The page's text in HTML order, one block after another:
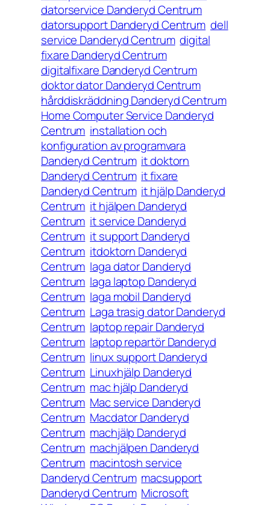
datorservice Danderyd Centrum
datorsupport Danderyd Centrum dell
service Danderyd Centrum digital
fixare Danderyd Centrum
digitalfixare Danderyd Centrum
doktor dator Danderyd Centrum
hårddiskräddning Danderyd Centrum
Home Computer Service Danderyd
Centrum installation och
konfiguration av programvara
Danderyd Centrum it doktorn
Danderyd Centrum it fixare
Danderyd Centrum it hjälp Danderyd
Centrum it hjälpen Danderyd
Centrum it service Danderyd
Centrum it support Danderyd
Centrum itdoktorn Danderyd
Centrum laga dator Danderyd
Centrum laga laptop Danderyd
Centrum laga mobil Danderyd
Centrum Laga trasig dator Danderyd
Centrum laptop repair Danderyd
Centrum laptop repartör Danderyd
Centrum linux support Danderyd
Centrum Linuxhjälp Danderyd
Centrum mac hjälp Danderyd
Centrum Mac service Danderyd
Centrum Macdator Danderyd
Centrum machjälp Danderyd
Centrum machjälpen Danderyd
Centrum macintosh service
Danderyd Centrum macsupport
Danderyd Centrum Microsoft